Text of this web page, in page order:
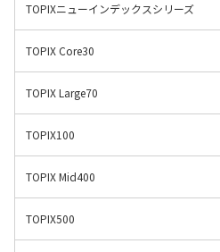
TOPIXニューインデックスシリーズ
TOPIX Core30
TOPIX Large70
TOPIX100
TOPIX Mid400
TOPIX500